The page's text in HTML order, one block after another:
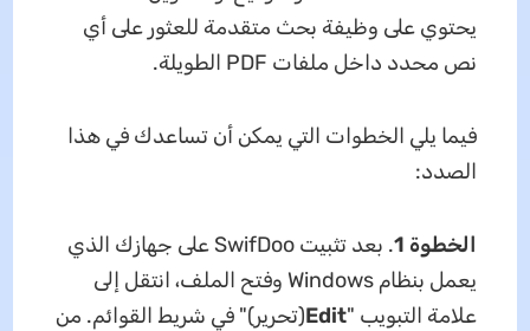
يحتوي على وظيفة بحث متقدمة للعثور على أي
نص محدد داخل ملفات PDF الطويلة.
فيما يلي الخطوات التي يمكن أن تساعدك في هذا
الصدد:
الخطوة 1
. بعد تثبيت SwifDoo على جهازك الذي
يعمل بنظام Windows وفتح الملف، انتقل إلى
علامة التبويب "Edit(تحرير)" في شريط القوائم. من